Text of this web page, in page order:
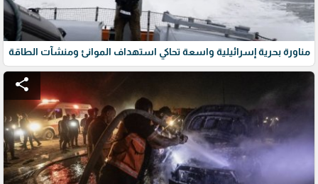
مناورة بحرية إسرائيلية واسعة تحاكي استهداف الموانئ ومنشآت الطاقة
share